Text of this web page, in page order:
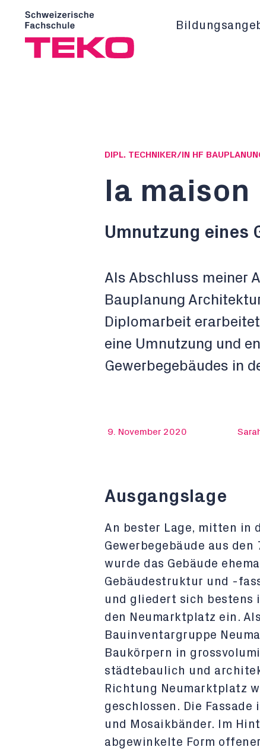
DIPL. TECHNIKER/IN HF
la
Umnutzung eines
Als Abschluss meiner
Bauplanung
Diplomarbeit
eine Umnutzung und
Gewerbegebäudes in
9. November 2020
Ausgangslage
An bester Lage, mitten in
Gewerbegebäude aus
wurde das Gebäude
Gebäudestruktur und -
und gliedert sich bestens
den Neumarktplatz ein.
Bauinventargruppe
Baukörpern in
städtebaulich und
Richtung Neumarktplatz
geschlossen. Die
und Mosaikbänder. Im
abgewinkelte Form